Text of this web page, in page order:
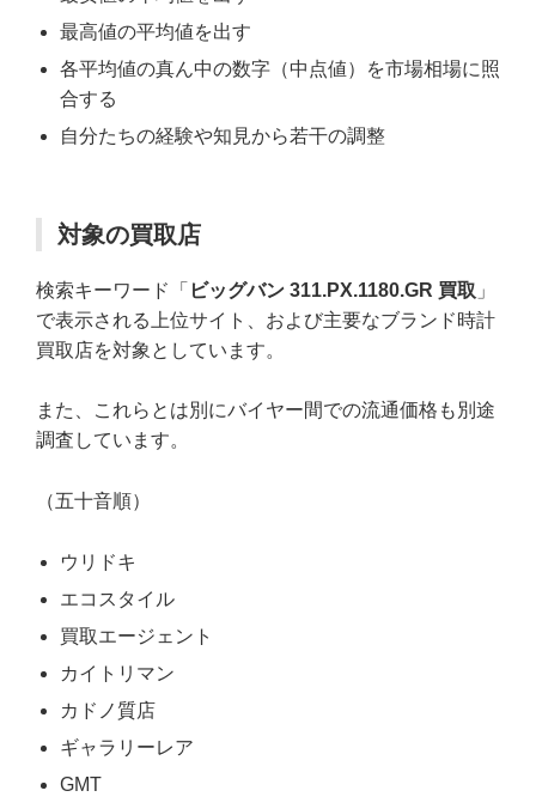
最高値の平均値を出す
各平均値の真ん中の数字（中点値）を市場相場に照
合する
自分たちの経験や知見から若干の調整
対象の買取店
検索キーワード「 ビッグバン 311.PX.1180.GR 買取 」
で表示される上位サイト、および主要なブランド時計
買取店を対象としています。
また、これらとは別にバイヤー間での流通価格も別途
調査しています。
（五十音順）
ウリドキ
エコスタイル
買取エージェント
カイトリマン
カドノ質店
ギャラリーレア
GMT